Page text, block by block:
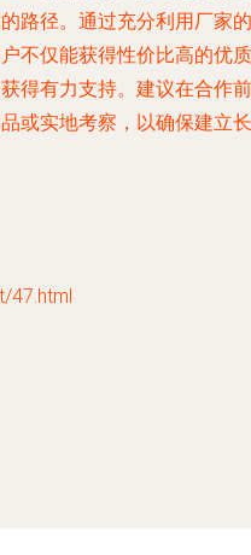
路径。通过充分利用厂家的
不仅能获得性价比高的优质
得有力支持。建议在合作前
或实地考察，以确保建立长
47.html